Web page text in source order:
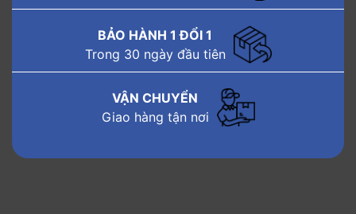
BẢO HÀNH 1 ĐỔI 1
Trong 30 ngày đầu tiên
VẬN CHUYỂN
Giao hàng tận nơi